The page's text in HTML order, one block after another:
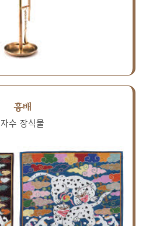
흉배
자수 장식물